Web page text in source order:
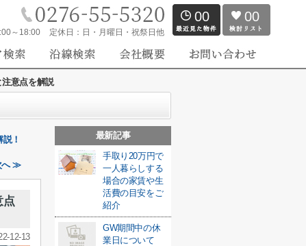
～18:00 定休日： 日・月曜日・祝祭日他
00 00
意点を解説
！
へ ≫
点
12-13
最新記事
手取り20万円で
一人暮らしする
場合の家賃や生
活費の目安をご
紹介
GW期間中の休
業日について